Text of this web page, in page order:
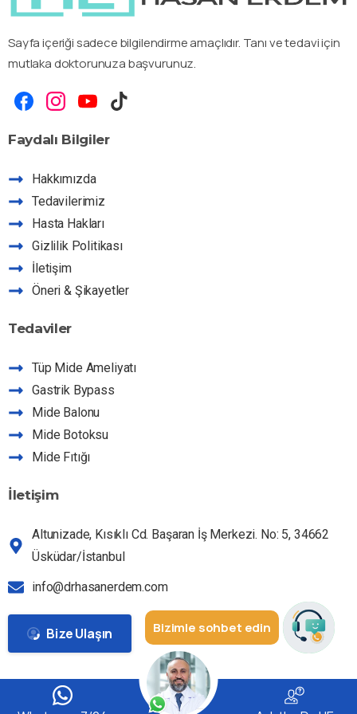
Sayfa içeriği sadece bilgilendirme amaçlıdır. Tanı ve tedavi için
mutlaka doktorunuza başvurunuz.
Faydalı Bilgiler
Hakkımızda
Tedavilerimiz
Hasta Hakları
Gizlilik Politikası
İletişim
Öneri & Şikayetler
Tedaviler
Tüp Mide Ameliyatı
Gastrik Bypass
Mide Balonu
Mide Botoksu
Mide Fıtığı
İletişim
Altunizade, Kısıklı Cd. Başaran İş Merkezi. No: 5, 34662
Üsküdar/İstanbul
info@drhasanerdem.com
Bize Ulaşın Bizimle sohbet edin
Dr HE Asistan
Hizmetlerimiz hakkında sorabilirsiniz